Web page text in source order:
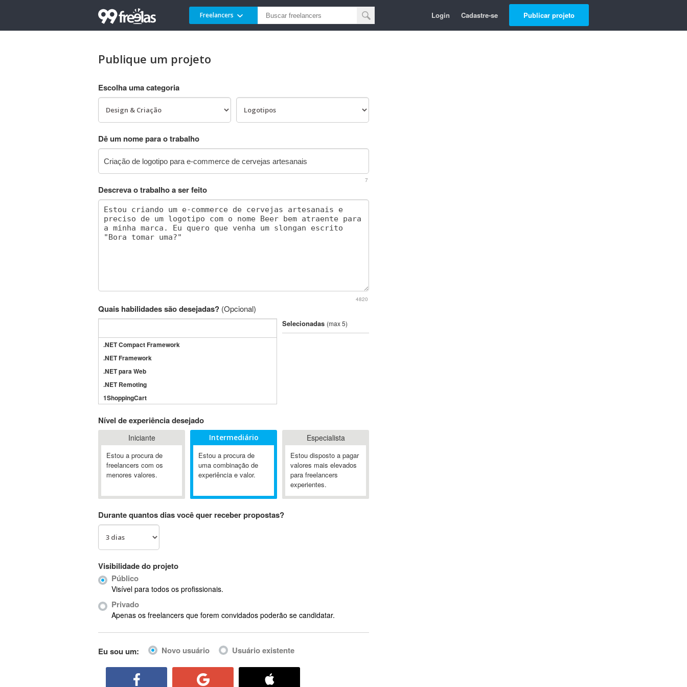
Freelancers Login Cadastre-se Publicar projeto
Publique um projeto
Escolha uma categoria
Dê um nome para o trabalho
7
Descreva o trabalho a ser feito
4820
Quais habilidades são desejadas? (Opcional)
.NET Compact Framework
.NET Framework
.NET para Web
.NET Remoting
1ShoppingCart
3GSM
4D Dimension
802.11
A&P
A-GPS
Ab Initio
ABIS
AbleCommerce
Ableton Live
Abstract Window Toolkit (AWT)
Selecionadas (max 5)
Nível de experiência desejado
Iniciante
Estou a procura de
freelancers com os
menores valores.
Intermediário
Estou a procura de
uma combinação de
experiência e valor.
Especialista
Estou disposto a pagar
valores mais elevados
para freelancers
experientes.
Durante quantos dias você quer receber propostas?
Visibilidade do projeto
Público
Visível para todos os profissionais.
Privado
Apenas os freelancers que forem convidados poderão se candidatar.
Eu sou um: Novo usuário Usuário existente